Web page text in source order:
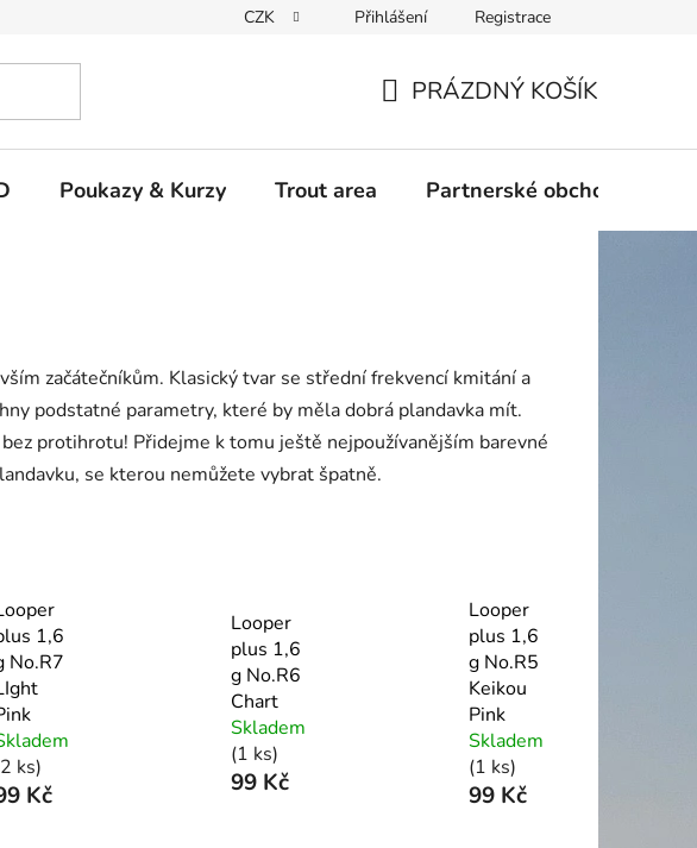
CZK Přihlášení Registrace
KOŠÍK
PRÁZDNÝ KOŠÍK
Poukazy & Kurzy Trout area Partnerské obchody
začátečníkům. Klasický tvar se střední frekvencí kmitání a
podstatné parametry, které by měla dobrá plandavka mít.
protihrotu! Přidejme k tomu ještě nejpoužívanějším barevné
se kterou nemůžete vybrat špatně.
1,6
No.R7
ks)
Kč
Looper
plus 1,6
g No.R6
Chart
Skladem
(1 ks)
99 Kč
Looper
plus 1,6
g No.R5
Keikou
Pink
Skladem
(1 ks)
99 Kč